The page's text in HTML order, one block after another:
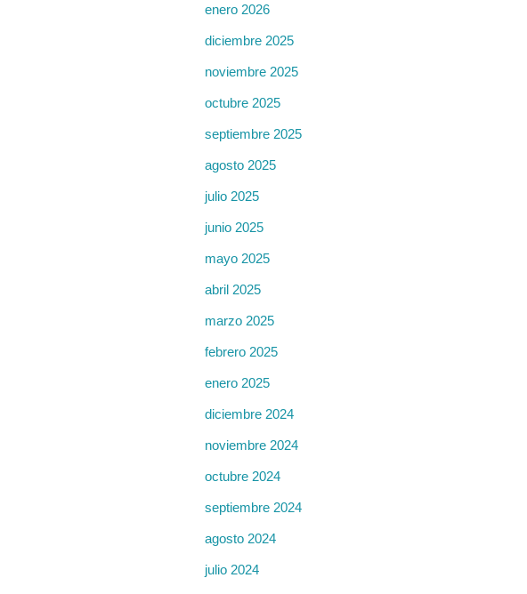
enero 2026
diciembre 2025
noviembre 2025
octubre 2025
septiembre 2025
agosto 2025
julio 2025
junio 2025
mayo 2025
abril 2025
marzo 2025
febrero 2025
enero 2025
diciembre 2024
noviembre 2024
octubre 2024
septiembre 2024
agosto 2024
julio 2024